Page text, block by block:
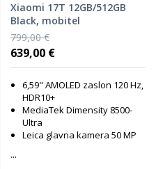
Xiaomi 17T 12GB/512GB
Black, mobitel
799,00 €
639,00 €
6,59" AMOLED zaslon 120 Hz,
HDR10+
MediaTek Dimensity 8500-
Ultra
Leica glavna kamera 50 MP
...